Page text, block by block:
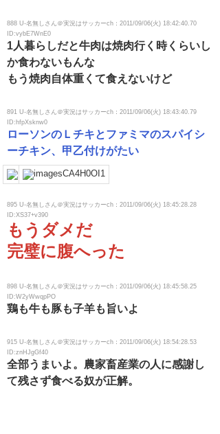
888 U-名無しさん＠実況はサッカーch：2011/09/06(火) 18:42:40.70
ID:vybE7WnE0
1人暮らしだと牛肉は焼肉行く時くらいし
か食わないもんな
もう焼肉自体重くて食えないけど
891 U-名無しさん＠実況はサッカーch：2011/09/06(火) 18:43:40.79
ID:hfpXsknw0
ローソンのＬチキとファミマのスパイシ
ーチキン、甲乙付けがたい
895 U-名無しさん＠実況はサッカーch：2011/09/06(火) 18:45:28.28
ID:XS37+v390
もうダメだ
完璧に腹へった
898 U-名無しさん＠実況はサッカーch：2011/09/06(火) 18:45:58.25
ID:W2yWwqpPO
鶏も牛も豚も子羊も旨いよ
915 U-名無しさん＠実況はサッカーch：2011/09/06(火) 18:54:28.53
ID:znHJgGf40
全部うまいよ。農家畜産業の人に感謝し
て残さず食べる奴が正解。